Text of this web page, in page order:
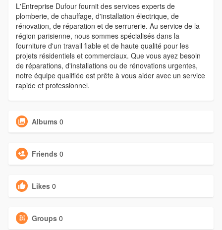
L'Entreprise Dufour fournit des services experts de
plomberie, de chauffage, d'installation électrique, de
rénovation, de réparation et de serrurerie. Au service de la
région parisienne, nous sommes spécialisés dans la
fourniture d'un travail fiable et de haute qualité pour les
projets résidentiels et commerciaux. Que vous ayez besoin
de réparations, d'installations ou de rénovations urgentes,
notre équipe qualifiée est prête à vous aider avec un service
rapide et professionnel.
Albums 0
Friends 0
Likes 0
Groups 0